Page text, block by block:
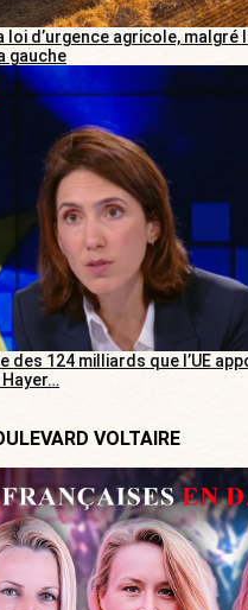
d’urgence agricole, malgré
gauche
des 124 milliards que l’UE
Hayer…
VOLTAIRE